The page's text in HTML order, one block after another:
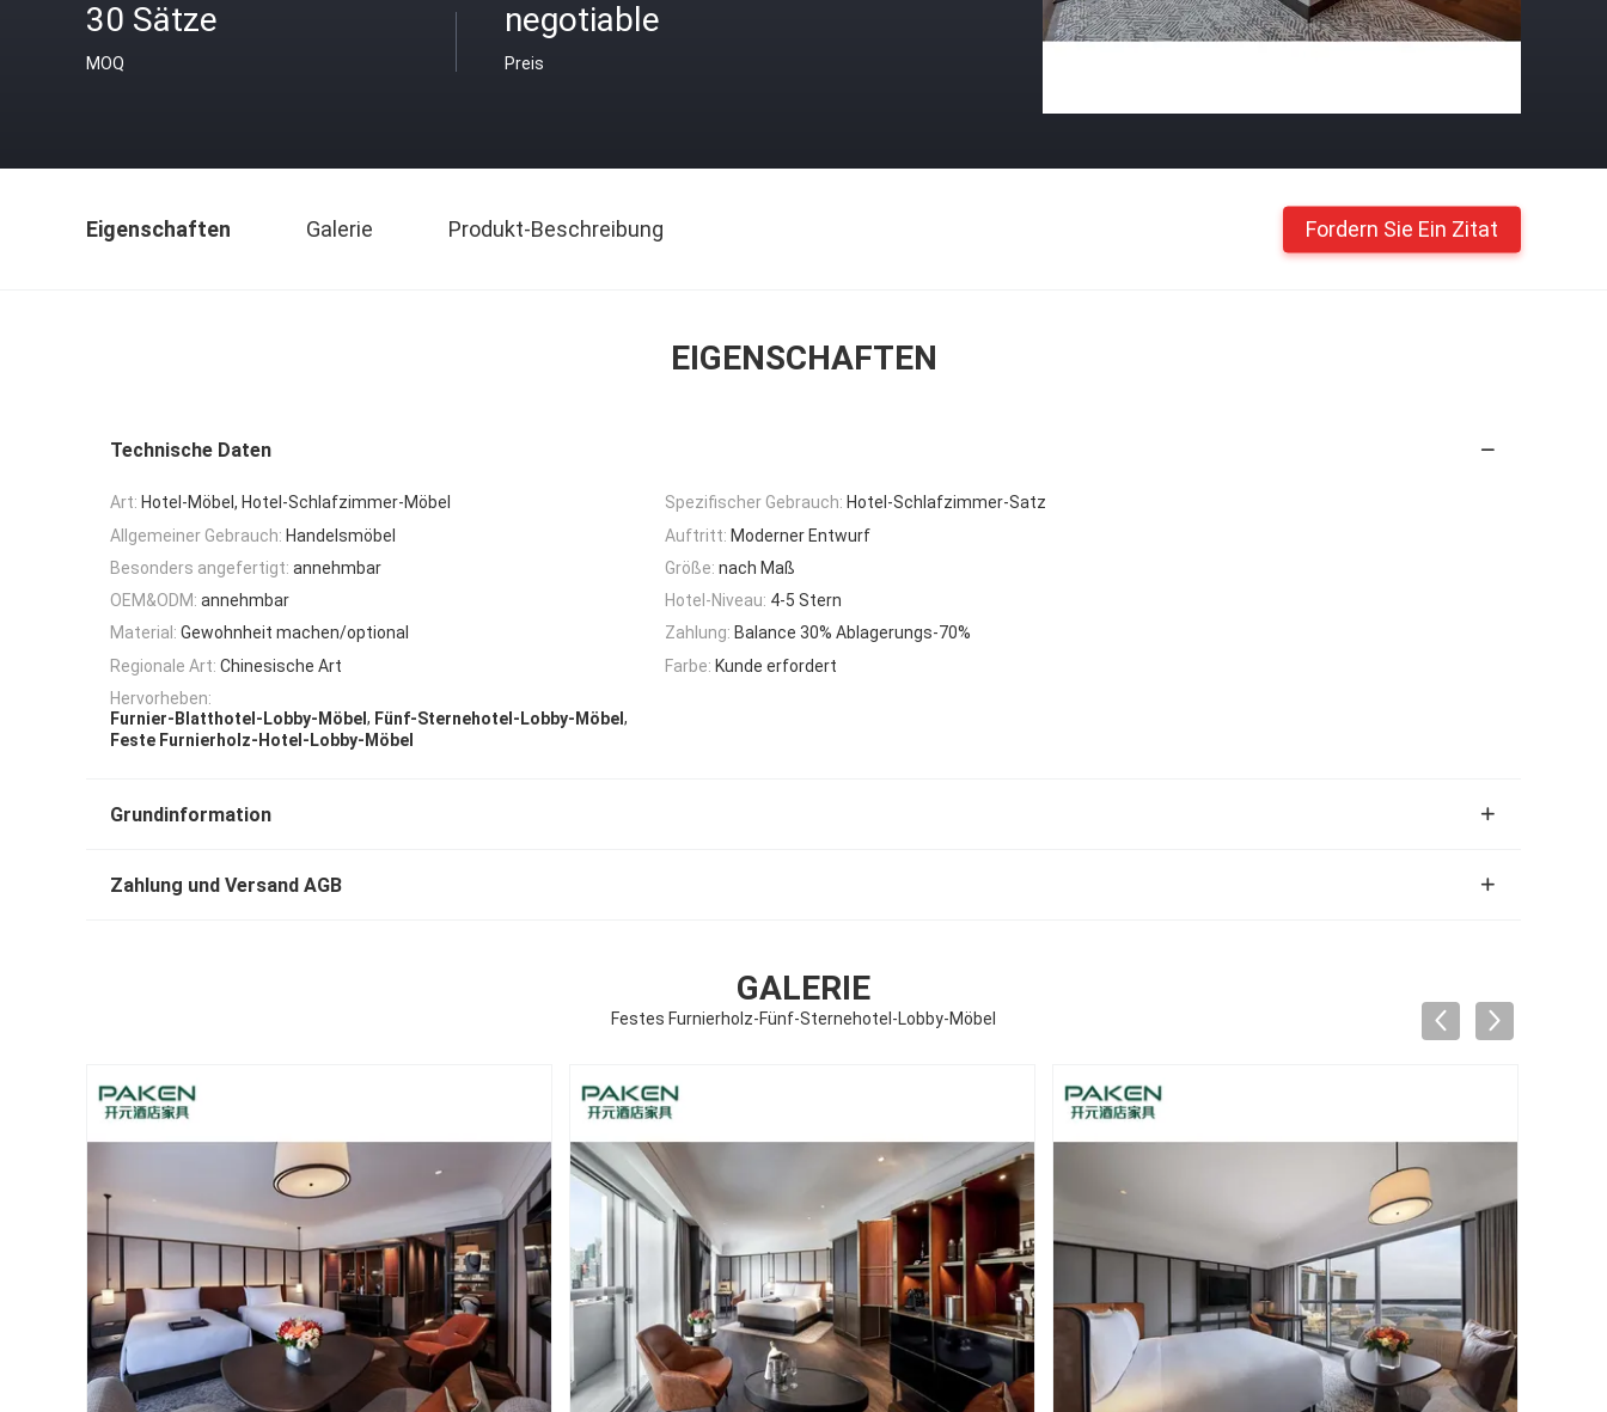
30 Sätze
MOQ
negotiable
Preis
Eigenschaften Galerie Produkt-Beschreibung Fordern Sie Ein Zitat
EIGENSCHAFTEN
Technische Daten
Art: Hotel-Möbel, Hotel-Schlafzimmer-Möbel Spezifischer Gebrauch: Hotel-Schlafzimmer-Satz
Allgemeiner Gebrauch: Handelsmöbel Auftritt: Moderner Entwurf
Besonders angefertigt: annehmbar Größe: nach Maß
OEM&ODM: annehmbar Hotel-Niveau: 4-5 Stern
Material: Gewohnheit machen/optional Zahlung: Balance 30% Ablagerungs-70%
Regionale Art: Chinesische Art Farbe: Kunde erfordert
Hervorheben:
Furnier-Blatthotel-Lobby-Möbel , Fünf-Sternehotel-Lobby-Möbel ,
Feste Furnierholz-Hotel-Lobby-Möbel
Grundinformation
Zahlung und Versand AGB
GALERIE
Festes Furnierholz-Fünf-Sternehotel-Lobby-Möbel